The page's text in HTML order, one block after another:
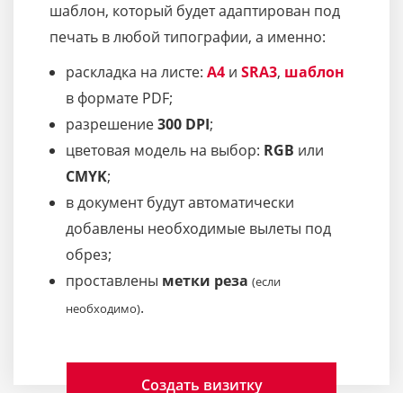
шаблон, который будет адаптирован под
печать в любой типографии, а именно:
раскладка на листе: A4 и SRA3, шаблон
в формате PDF;
разрешение300 DPI;
цветовая модель на выбор: RGB или
CMYK;
в документ будут автоматически
добавлены необходимые вылеты под
обрез;
проставлены метки реза (если
необходимо).
Создать визитку